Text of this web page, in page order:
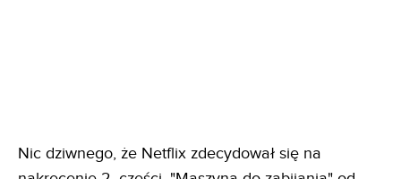
Nic dziwnego, że Netflix zdecydował się na